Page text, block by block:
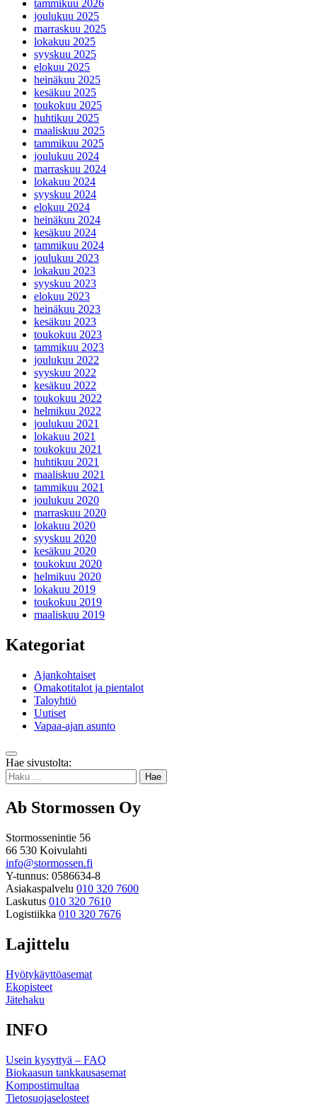
tammikuu 2026
joulukuu 2025
marraskuu 2025
lokakuu 2025
syyskuu 2025
elokuu 2025
heinäkuu 2025
kesäkuu 2025
toukokuu 2025
huhtikuu 2025
maaliskuu 2025
tammikuu 2025
joulukuu 2024
marraskuu 2024
lokakuu 2024
syyskuu 2024
elokuu 2024
heinäkuu 2024
kesäkuu 2024
tammikuu 2024
joulukuu 2023
lokakuu 2023
syyskuu 2023
elokuu 2023
heinäkuu 2023
kesäkuu 2023
toukokuu 2023
tammikuu 2023
joulukuu 2022
syyskuu 2022
kesäkuu 2022
toukokuu 2022
helmikuu 2022
joulukuu 2021
lokakuu 2021
toukokuu 2021
huhtikuu 2021
maaliskuu 2021
tammikuu 2021
joulukuu 2020
marraskuu 2020
lokakuu 2020
syyskuu 2020
kesäkuu 2020
toukokuu 2020
helmikuu 2020
lokakuu 2019
toukokuu 2019
maaliskuu 2019
Kategoriat
Ajankohtaiset
Omakotitalot ja pientalot
Taloyhtiö
Uutiset
Vapaa-ajan asunto
Takaisin
ylös
Hae sivustolta:
Haku:
Ab Stormossen Oy
Stormossenintie 56
66 530 Koivulahti
info@stormossen.fi
Y-tunnus: 0586634-8
Asiakaspalvelu 010 320 7600
Laskutus 010 320 7610
Logistiikka 010 320 7676
Lajittelu
Hyötykäyttöasemat
Ekopisteet
Jätehaku
INFO
Usein kysyttyä – FAQ
Biokaasun tankkausasemat
Kompostimultaa
Tietosuojaselosteet